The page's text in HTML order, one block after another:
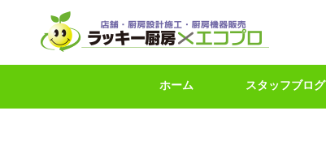
ホーム スタッフブログ